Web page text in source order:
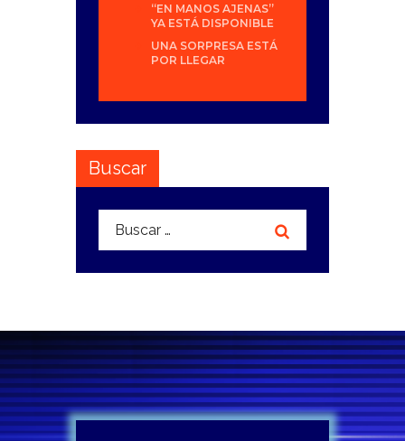
“EN MANOS AJENAS”
YA ESTÁ DISPONIBLE
UNA SORPRESA ESTÁ
POR LLEGAR
Buscar
Buscar: